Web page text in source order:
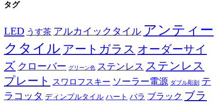
タグ
LED うす茶 アルカイックタイル アンティー
クタイル アートガラス オーダーサイ
ズ クローバー グリーン色 ステンレス ステンレス
プレート
スワロフスキー ソーラー電源 ダブル彫刻 テ
ラコッタ ディンプルタイル ハート バラ ブラック ブラ